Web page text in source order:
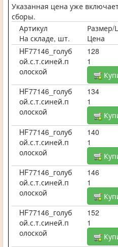
Указанная цена уже
сборы.
Артикул
Размер/
На складе, шт.
Цена
HF77146_голуб
ой.с.т.синей.п
олоской
128
1
HF77146_голуб
ой.с.т.синей.п
олоской
134
1
HF77146_голуб
ой.с.т.синей.п
олоской
140
1
HF77146_голуб
ой.с.т.синей.п
олоской
146
1
HF77146_голуб
ой.с.т.синей.п
олоской
152
1